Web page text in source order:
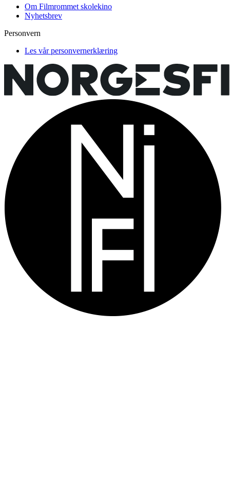
Om Filmrommet skolekino
Nyhetsbrev
Personvern
Les vår personvernerklæring